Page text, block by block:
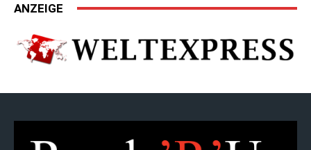
ANZEIGE